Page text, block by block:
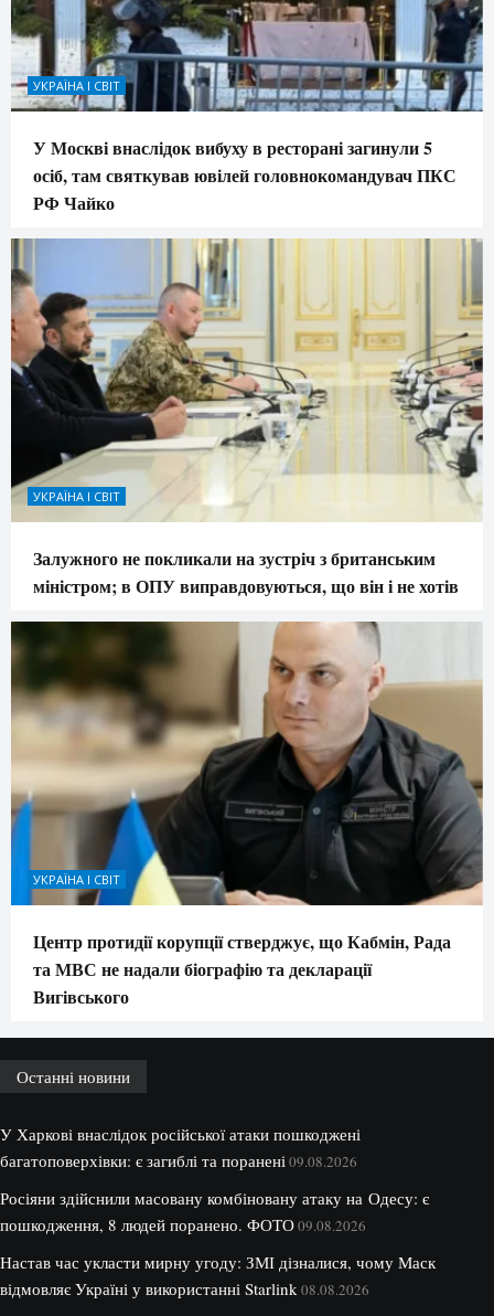
УКРАЇНА І СВІТ
У Москві внаслідок вибуху в ресторані загинули 5
осіб, там святкував ювілей головнокомандувач ПКС
РФ Чайко
УКРАЇНА І СВІТ
Залужного не покликали на зустріч з британським
міністром; в ОПУ виправдовуються, що він і не хотів
УКРАЇНА І СВІТ
Центр протидії корупції стверджує, що Кабмін, Рада
та МВС не надали біографію та декларації
Вигівського
Останні новини
У Харкові внаслідок російської атаки пошкоджені
багатоповерхівки: є загиблі та поранені 09.08.2026
Росіяни здійснили масовану комбіновану атаку на Одесу: є
пошкодження, 8 людей поранено. ФОТО09.08.2026
Настав час укласти мирну угоду: ЗМІ дізналися, чому Маск
відмовляє Україні у використанні Starlink 08.08.2026